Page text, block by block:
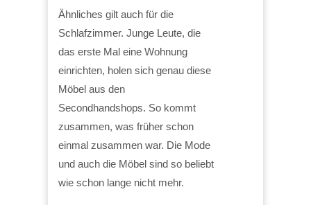
Ähnliches gilt auch für die
Schlafzimmer. Junge Leute, die
das erste Mal eine Wohnung
einrichten, holen sich genau diese
Möbel aus den
Secondhandshops. So kommt
zusammen, was früher schon
einmal zusammen war. Die Mode
und auch die Möbel sind so beliebt
wie schon lange nicht mehr.